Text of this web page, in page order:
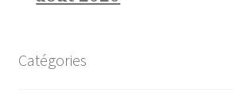
Catégories